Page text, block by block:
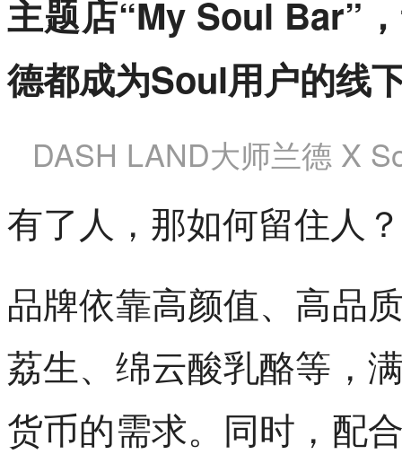
主题店“My Soul Bar”
德都成为Soul用户的线
DASH LAND大师兰德 X
有了人，那如何留住人？
品牌依靠高颜值、高品
荔生、绵云酸乳酪等，
货币的需求。同时，配